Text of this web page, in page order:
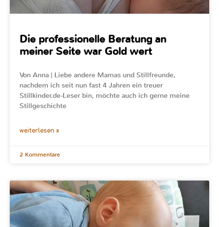
Die professionelle Beratung an
meiner Seite war Gold wert
Von Anna | Liebe andere Mamas und Stillfreunde,
nachdem ich seit nun fast 4 Jahren ein treuer
Stillkinder.de-Leser bin, möchte auch ich gerne meine
Stillgeschichte
weiterlesen »
2 Kommentare